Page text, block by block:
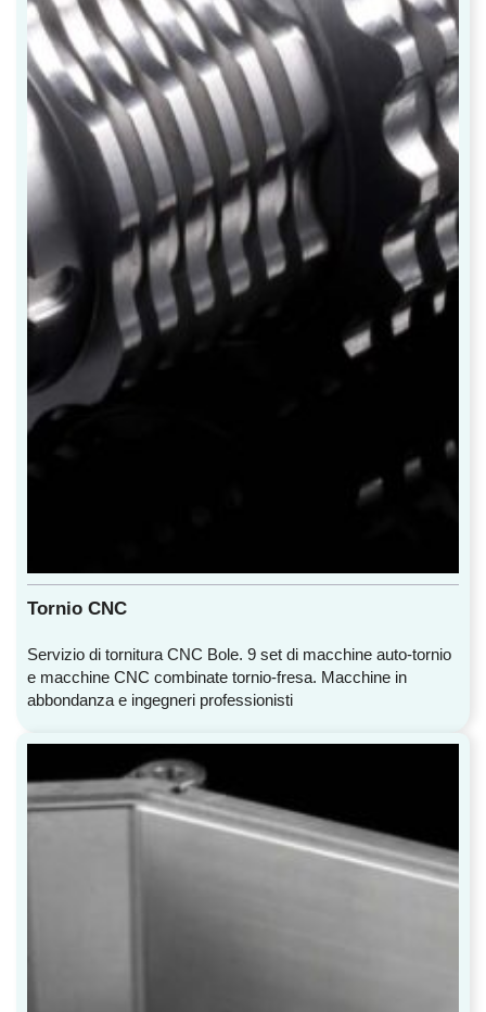
Tornio CNC
Servizio di tornitura CNC Bole. 9 set di macchine auto-tornio
e macchine CNC combinate tornio-fresa. Macchine in
abbondanza e ingegneri professionisti